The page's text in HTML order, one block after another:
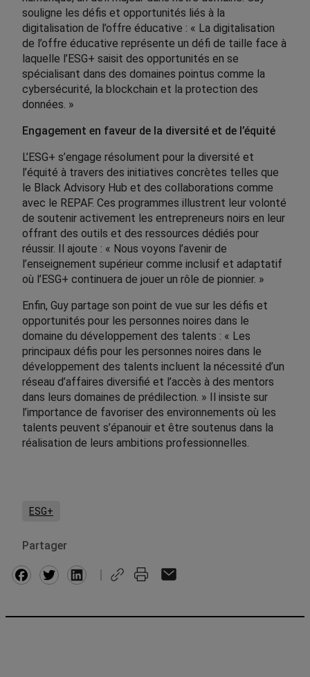
souligne les défis et opportunités liés à la
digitalisation de l’offre éducative : « La digitalisation
de l’offre éducative représente un défi de taille face à
laquelle l’ESG+ saisit des opportunités en se
spécialisant dans des domaines pointus comme la
cybersécurité, la blockchain et la protection des
données. »
Engagement en faveur de la diversité et de l’équité
L’ESG+ s’engage résolument pour la diversité et
l’équité à travers des initiatives concrètes telles que
le Black Advisory Hub et des collaborations comme
avec le REPAF. Ces programmes illustrent leur volonté
de soutenir activement les entrepreneurs noirs en leur
offrant des outils et des ressources dédiés pour
réussir. Il ajoute : « Nous voyons l’avenir de
l’enseignement supérieur comme inclusif et adaptatif
où l’ESG+ continuera de jouer un rôle de pionnier. »
Enfin, Guy partage son point de vue sur les défis et
opportunités pour les personnes noires dans le
domaine du développement des talents : « Les
principaux défis pour les personnes noires dans le
développement des talents incluent la nécessité d’un
réseau d’affaires diversifié et l’accès à des mentors
dans leurs domaines de prédilection. » Il insiste sur
l’importance de favoriser des environnements où les
talents peuvent s’épanouir et être soutenus dans la
réalisation de leurs ambitions professionnelles.
ESG+
Partager
Facebook
Twitter